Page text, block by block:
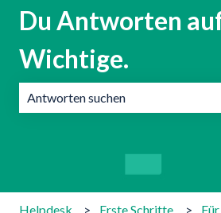
Du Antworten
Wichtige.
Helpdesk Erste Schritte